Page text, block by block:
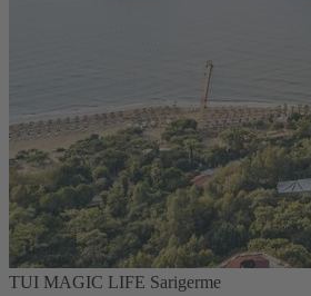
TUI MAGIC LIFE Sarigerme